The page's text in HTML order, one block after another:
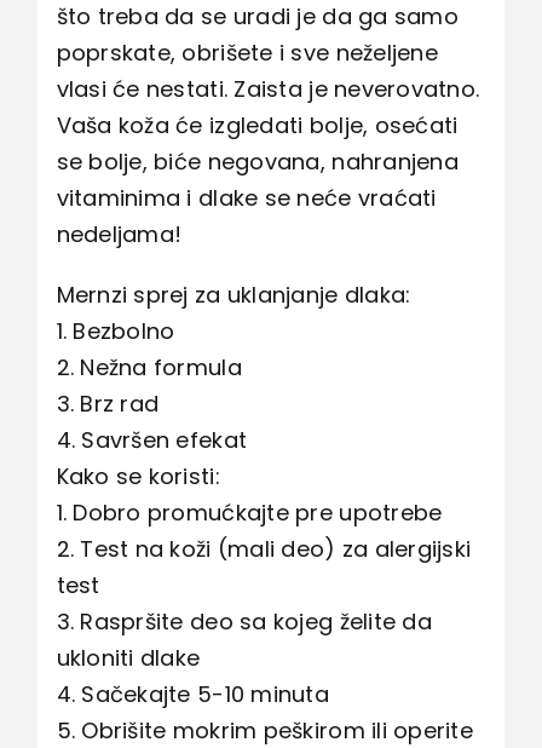
što treba da se uradi je da ga samo
poprskate, obrišete i sve neželjene
vlasi će nestati. Zaista je neverovatno.
Vaša koža će izgledati bolje, osećati
se bolje, biće negovana, nahranjena
vitaminima i dlake se neće vraćati
nedeljama!
Mernzi sprej za uklanjanje dlaka:
1. Bezbolno
2. Nežna formula
3. Brz rad
4. Savršen efekat
Kako se koristi:
1. Dobro promućkajte pre upotrebe
2. Test na koži (mali deo) za alergijski
test
3. Raspršite deo sa kojeg želite da
ukloniti dlake
4. Sačekajte 5-10 minuta
5. Obrišite mokrim peškirom ili operite